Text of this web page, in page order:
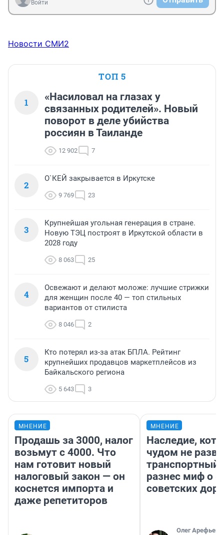
Войти
Новости СМИ2
ТОП 5
1
«Насиловал на глазах у
связанных родителей». Новый
поворот в деле убийства
россиян в Таиланде
12 902 7
2
О`КЕЙ закрывается в Иркутске
9 769 23
3
Крупнейшая угольная генерация в стране.
Новую ТЭЦ построят в Иркутской области в
2028 году
8 063 25
4
Освежают и делают моложе: лучшие стрижки
для женщин после 40 — топ стильных
вариантов от стилиста
8 046 2
5
Кто потерял из-за атак БПЛА. Рейтинг
крупнейших продавцов маркетплейсов из
Байкальского региона
5 643 3
МНЕНИЕ
Продашь за 3000, налог
возьмут с 4000. Что
нам готовит новый
налоговый закон — он
коснется импорта и
даже репетиторов
МНЕНИЕ
Наследие,
чудом не
транспортный
разнес миф о
советских
Олег Арефьев